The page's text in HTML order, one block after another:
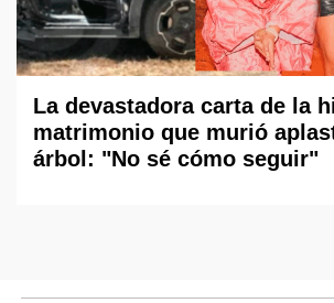
La devastadora carta de la
matrimonio que murió
árbol: "No sé cómo seguir"